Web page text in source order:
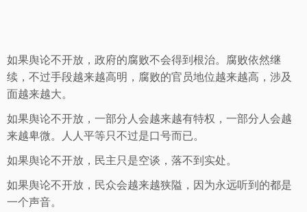
如果舆论不开放，政府的腐败不会得到根治。腐败依然继
续，不过手段越来越高明，腐败的官员地位越来越高，涉及
面越来越大。
如果舆论不开放，一部分人会越来越有特权，一部分人会越
来越卑微。人人平等只不过是口号而已。
如果舆论不开放，民主只是空谈，落不到实处。
如果舆论不开放，民众会越来越狭隘，因为永远听到的都是
一个声音。